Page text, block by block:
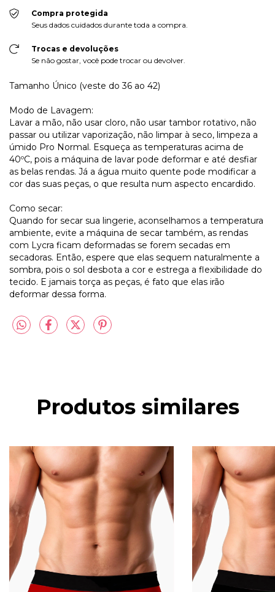
Compra protegida
Seus dados cuidados durante toda a compra.
Trocas e devoluções
Se não gostar, você pode trocar ou devolver.
Tamanho Único (veste do 36 ao 42)
Modo de Lavagem:
Lavar a mão, não usar cloro, não usar tambor rotativo, não
passar ou utilizar vaporização, não limpar à seco, limpeza a
úmido Pro Normal. Esqueça as temperaturas acima de
40ºC, pois a máquina de lavar pode deformar e até desfiar
as belas rendas. Já a água muito quente pode modificar a
cor das suas peças, o que resulta num aspecto encardido.
Como secar:
Quando for secar sua lingerie, aconselhamos a temperatura
ambiente, evite a máquina de secar também, as rendas
com Lycra ficam deformadas se forem secadas em
secadoras. Então, espere que elas sequem naturalmente a
sombra, pois o sol desbota a cor e estrega a flexibilidade do
tecido. E jamais torça as peças, é fato que elas irão
deformar dessa forma.
Produtos similares